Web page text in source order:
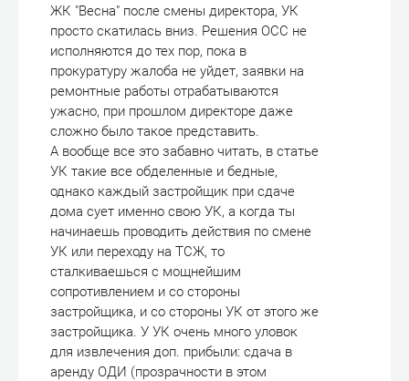
ЖК "Весна" после смены директора, УК
просто скатилась вниз. Решения ОСС не
исполняются до тех пор, пока в
прокуратуру жалоба не уйдет, заявки на
ремонтные работы отрабатываются
ужасно, при прошлом директоре даже
сложно было такое представить.
А вообще все это забавно читать, в статье
УК такие все обделенные и бедные,
однако каждый застройщик при сдаче
дома сует именно свою УК, а когда ты
начинаешь проводить действия по смене
УК или переходу на ТСЖ, то
сталкиваешься с мощнейшим
сопротивлением и со стороны
застройщика, и со стороны УК от этого же
застройщика. У УК очень много уловок
для извлечения доп. прибыли: сдача в
аренду ОДИ (прозрачности в этом